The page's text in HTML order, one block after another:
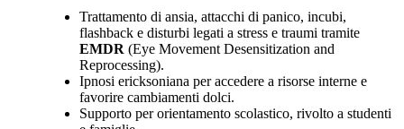
Trattamento di ansia, attacchi di panico, incubi,
flashback e disturbi legati a stress e traumi tramite
EMDR (Eye Movement Desensitization and
Reprocessing).
Ipnosi ericksoniana per accedere a risorse interne e
favorire cambiamenti dolci.
Supporto per orientamento scolastico, rivolto a studenti